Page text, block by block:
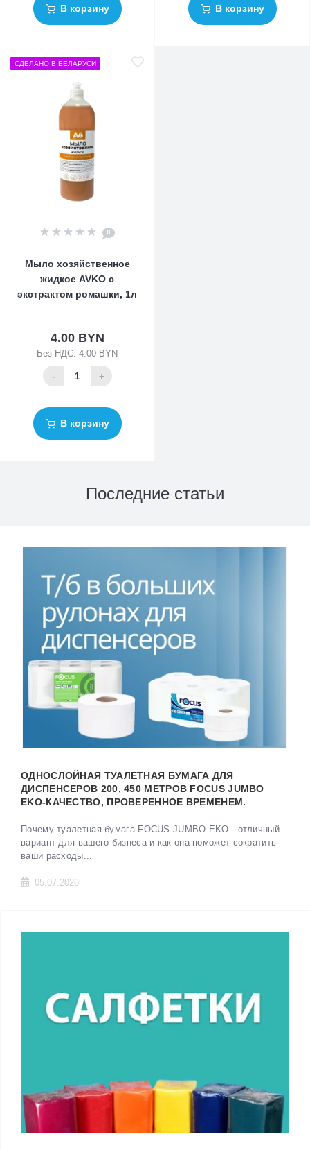
В корзину В корзину
СДЕЛАНО В БЕЛАРУСИ
0
Мыло хозяйственное
жидкое AVKO с
экстрактом ромашки, 1л
4.00 BYN
Без НДС: 4.00 BYN
- +
В корзину
Последние статьи
ОДНОСЛОЙНАЯ ТУАЛЕТНАЯ БУМАГА ДЛЯ
ДИСПЕНСЕРОВ 200, 450 МЕТРОВ FOCUS JUMBO
EKO-КАЧЕСТВО, ПРОВЕРЕННОЕ ВРЕМЕНЕМ.
Почему туалетная бумага FOCUS JUMBO EKO - отличный
вариант для вашего бизнеса и как она поможет сократить
ваши расходы...
05.07.2026